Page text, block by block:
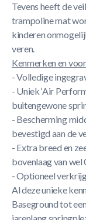
Tevens heeft de
trampoline mat
kinderen
veren.
Kenmerken en
- Volledige
- Uniek ‘Air
buitengewone
- Bescherming
bevestigd aan de
- Extra breed en
bovenlaag van wel
- Optioneel
Al deze unieke
Baseground tot